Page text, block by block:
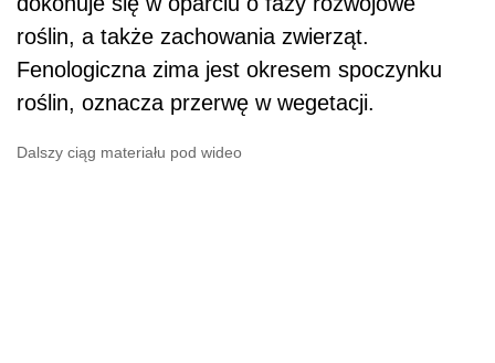
roślin, a także zachowania zwierząt.
Fenologiczna zima jest okresem spoczynku
roślin, oznacza przerwę w wegetacji.
Dalszy ciąg materiału pod wideo